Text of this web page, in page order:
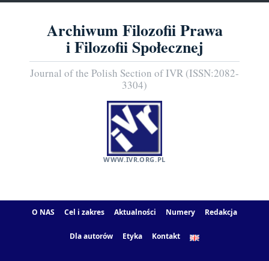
Archiwum Filozofii Prawa
i Filozofii Społecznej
Journal of the Polish Section of IVR (ISSN:2082-
3304)
WWW.IVR.ORG.PL
O NAS Cel i zakres Aktualności Numery Redakcja
Dla autorów Etyka Kontakt